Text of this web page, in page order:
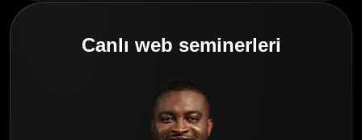
Canlı web seminerleri